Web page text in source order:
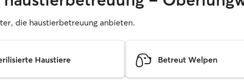
die haustierbetreuung anbieten.
Haustiere Betreut Welpen